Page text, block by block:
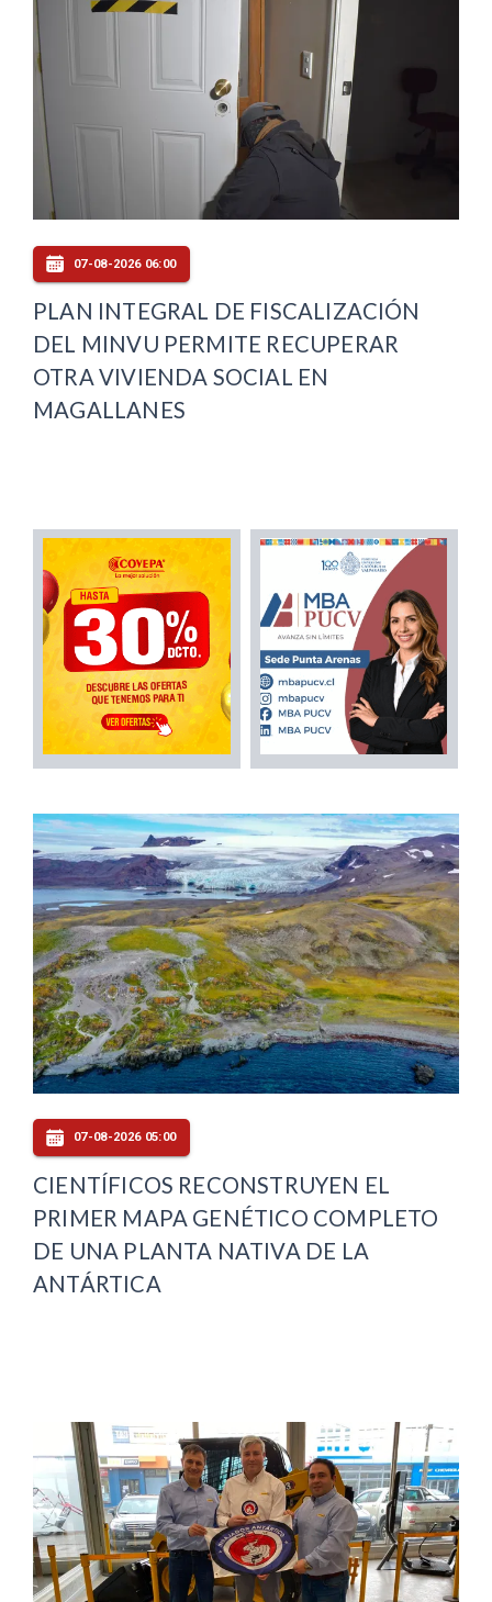
07-08-2026 06:00
PLAN INTEGRAL DE FISCALIZACIÓN
DEL MINVU PERMITE RECUPERAR
OTRA VIVIENDA SOCIAL EN
MAGALLANES
07-08-2026 05:00
CIENTÍFICOS RECONSTRUYEN EL
PRIMER MAPA GENÉTICO COMPLETO
DE UNA PLANTA NATIVA DE LA
ANTÁRTICA